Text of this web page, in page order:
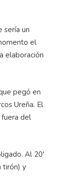
sería un
el
elaboración
pegó en
Ureña. El
del
Al 20'
tirón) y